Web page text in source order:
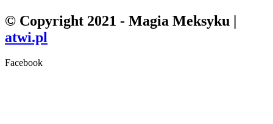
© Copyright 2021 - Magia Meksyku |
atwi.pl
Facebook